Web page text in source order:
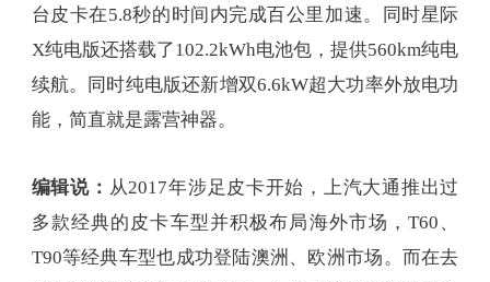
台皮卡在5.8秒的时间内完成百公里加速。同时星际
X纯电版还搭载了102.2kWh电池包，提供560km纯电
续航。同时纯电版还新增双6.6kW超大功率外放电功
能，简直就是露营神器。
编辑说： 从2017年涉足皮卡开始，上汽大通推出过
多款经典的皮卡车型并积极布局海外市场，T60、
T90等经典车型也成功登陆澳洲、欧洲市场。而在去